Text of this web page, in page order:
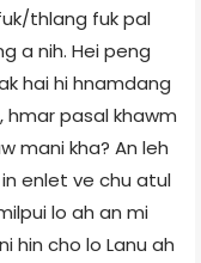
thlang fuk pal
a nih. Hei peng
hai hi hnamdang
hmar pasal khawm
mani kha? An leh
enlet ve chu atul
lo ah an mi
hin cho lo Lanu ah